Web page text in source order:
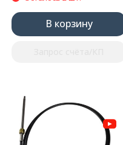
В корзину